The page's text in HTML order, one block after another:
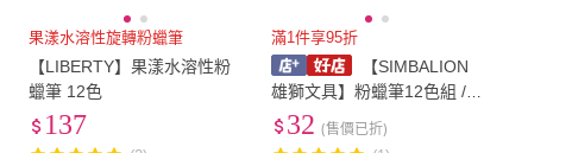
果漾水溶性旋轉粉蠟筆
【LIBERTY】果漾水溶性粉
蠟筆 12色
137
滿1件享95折
【SIMBALION
雄獅文具】粉蠟筆12色組 /
盒 OP-12A
32 (售價已折)